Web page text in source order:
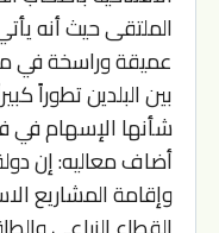
الملتقى حيث أنه
عميقة وراسخة في
بين البلدين تطوراً
شأنها الإسهام في
أضاف معاليه: إن
وإقامة المشاريع